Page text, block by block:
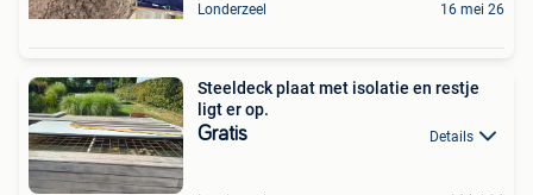
Londerzeel 16 mei 26
Steeldeck plaat met isolatie en restje
ligt er op.
Gratis Details